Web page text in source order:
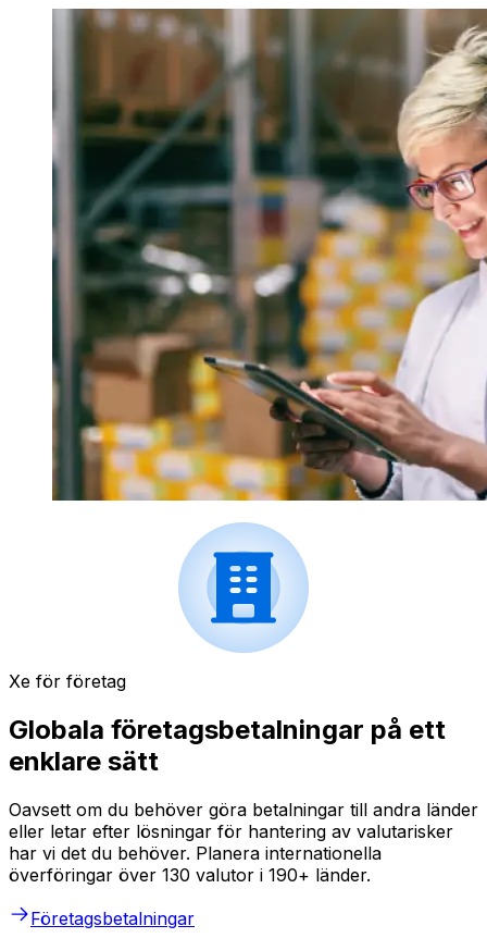
Xe för företag
Globala företagsbetalningar på ett
enklare sätt
Oavsett om du behöver göra betalningar till andra länder
eller letar efter lösningar för hantering av valutarisker
har vi det du behöver. Planera internationella
överföringar över 130 valutor i 190+ länder.
Företagsbetalningar